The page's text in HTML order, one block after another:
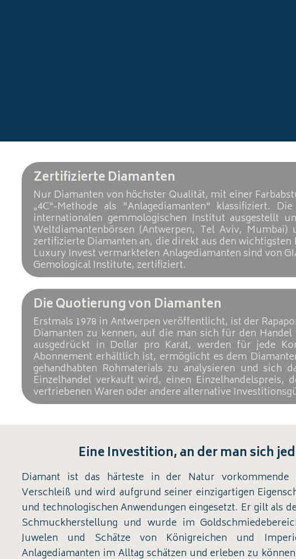
Zertifizierte Diamanten
Nur Diamanten von höchster Qualität, mit einer
„4C“-Methode als "Anlagediamanten" klassifiziert.
internationalen gemmologischen Institut ausgestellt
Weltdiamantenbörsen (Antwerpen, Tel Aviv,
zertifizierte Diamanten an, die direkt aus den
Luxury Invest vermarkteten Anlagediamanten sind von
Gemological Institute, zertifiziert.
Die Quotierung von Diamanten
Erstmals 1978 in Antwerpen veröffentlicht, ist der
Diamanten zu kennen, auf die man sich für den
ausgedrückt in Dollar pro Karat, werden für jede
Abonnement erhältlich ist, ermöglicht es dem
gehandhabten Rohmaterials zu analysieren und
Einzelhandel verkauft wird, einen Einzelhandelspreis,
vertriebenen Waren oder andere alternative
Eine Investition, an der man sich
Diamant ist das härteste in der Natur vorkommende
Verschleiß und wird aufgrund seiner einzigartigen
und technologischen Anwendungen eingesetzt. Er gilt als
Schmuckherstellung und wurde im
Juwelen und Schätze von Königreichen und
Anlagediamanten im Alltag schätzen und erleben zu